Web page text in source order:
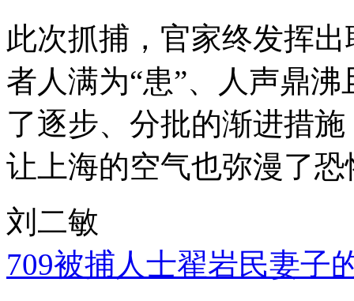
此次抓捕，官家终发挥
者人满为“患”、人声鼎
了逐步、分批的渐进措
让上海的空气也弥漫了
刘二敏
709被捕人士翟岩民妻子